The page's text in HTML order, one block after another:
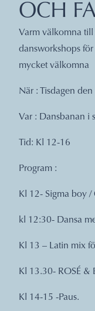
OCH
Varm välkomna
dansworkshops
mycket välkomna
När : Tisdagen
Var : Dansbanan i
Tid: Kl 12-16
Program :
Kl 12- Sigma boy
kl 12:30- Dansa
Kl 13 – Latin mix
Kl 13.30- ROSÉ &
Kl 14-15 -Paus.